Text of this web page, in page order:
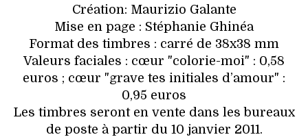
Création: Maurizio Galante
Mise en page : Stéphanie Ghinéa
Format des timbres : carré de 38x38 mm
Valeurs faciales : cœur "colorie-moi" : 0,58
euros ; cœur "grave tes initiales d’amour" :
0,95 euros
Les timbres seront en vente dans les bureaux
de poste à partir du 10 janvier 2011.